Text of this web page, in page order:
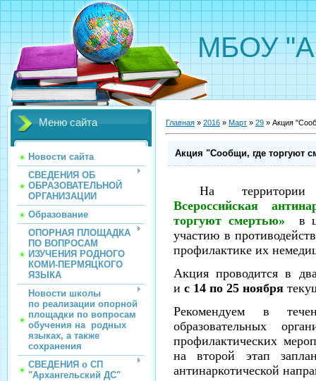
МБОУ
Меню сайта
Новости сайта
СВЕДЕНИЯ ОБ
ОБРАЗОВАТЕЛЬНОЙ
ОРГАНИЗАЦИИ
Образование
ОПОРНАЯ ПЛОЩАДКА
ПО ВОПРОСАМ
ИЗУЧЕНИЯ РОДНОГО
КОМИ-ПЕРМЯЦКОГО
ЯЗЫКА
Новости школы
по реализации опорной
площадки по вопросам
обучения на родных
языках, а также
сохранения
СВЕДЕНИЯ о СП
"Архангельский ДС"
Главная » 2016 » Март » 29 » Акция
Акция "Сообщи, где торгуют
На
Всероссийская
торгуют смертью»
в
участию в
профилактике их
Акция проводится в
и с 14 по 25 ноября
Рекомендуем в
образовательных
профилактических
на второй этап
антинаркотической